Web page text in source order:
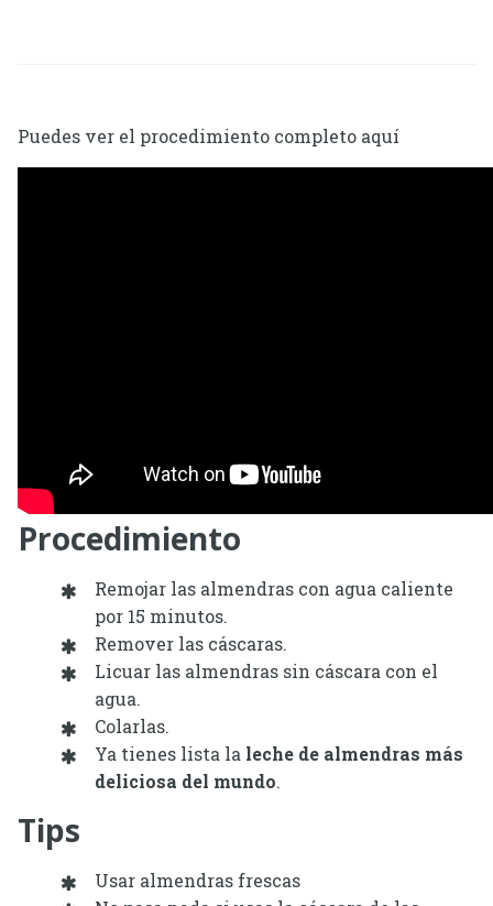
Puedes ver el procedimiento completo aquí
Procedimiento
Remojar las almendras con agua caliente
por 15 minutos.
Remover las cáscaras.
Licuar las almendras sin cáscara con el
agua.
Colarlas.
Ya tienes lista la leche de almendras más
deliciosa del mundo.
Tips
Usar almendras frescas